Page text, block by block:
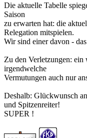
Die aktuelle Tabelle
Saison
zu erwarten hat: die
Relegation mitspielen.
Wir sind einer davon -
Zu den Verletzungen:
irgendwelche
Vermutungen auch nur
Deshalb: Glückwunsch
und Spitzenreiter!
SUPER !